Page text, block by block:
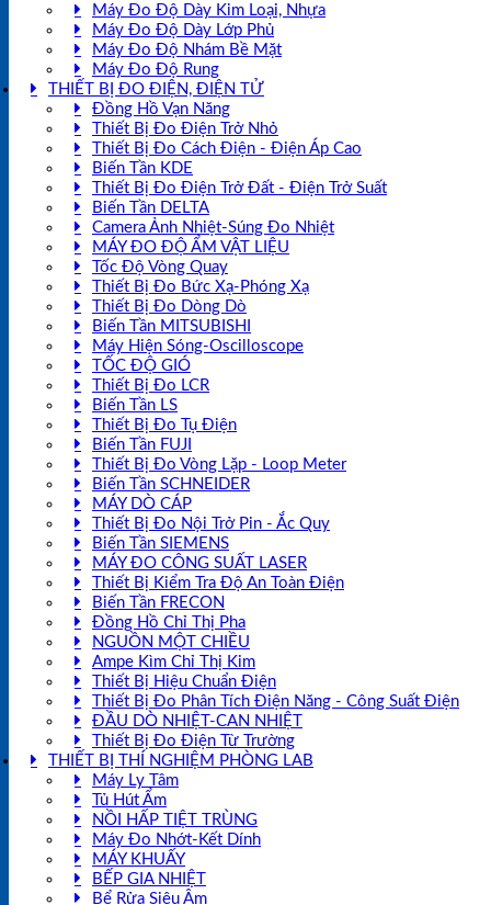
Máy Đo Độ Dày Kim Loại, Nhựa
Máy Đo Độ Dày Lớp Phủ
Máy Đo Độ Nhám Bề Mặt
Máy Đo Độ Rung
THIẾT BỊ ĐO ĐIỆN, ĐIỆN TỬ
Đồng Hồ Vạn Năng
Thiết Bị Đo Điện Trở Nhỏ
Thiết Bị Đo Cách Điện - Điện Áp Cao
Biến Tần KDE
Thiết Bị Đo Điện Trở Đất - Điện Trở Suất
Biến Tần DELTA
Camera Ảnh Nhiệt-Súng Đo Nhiệt
MÁY ĐO ĐỘ ẨM VẬT LIỆU
Tốc Độ Vòng Quay
Thiết Bị Đo Bức Xạ-Phóng Xạ
Thiết Bị Đo Dòng Dò
Biến Tần MITSUBISHI
Máy Hiện Sóng-Oscilloscope
TỐC ĐỘ GIÓ
Thiết Bị Đo LCR
Biến Tần LS
Thiết Bị Đo Tụ Điện
Biến Tần FUJI
Thiết Bị Đo Vòng Lặp - Loop Meter
Biến Tần SCHNEIDER
MÁY DÒ CÁP
Thiết Bị Đo Nội Trở Pin - Ắc Quy
Biến Tần SIEMENS
MÁY ĐO CÔNG SUẤT LASER
Thiết Bị Kiểm Tra Độ An Toàn Điện
Biến Tần FRECON
Đồng Hồ Chỉ Thị Pha
NGUỒN MỘT CHIỀU
Ampe Kìm Chỉ Thị Kim
Thiết Bị Hiệu Chuẩn Điện
Thiết Bị Đo Phân Tích Điện Năng - Công Suất Điện
ĐẦU DÒ NHIỆT-CAN NHIỆT
Thiết Bị Đo Điện Từ Trường
THIẾT BỊ THÍ NGHIỆM PHÒNG LAB
Máy Ly Tâm
Tủ Hút Ẩm
NỒI HẤP TIỆT TRÙNG
Máy Đo Nhớt-Kết Dính
MÁY KHUẤY
BẾP GIA NHIỆT
Bể Rửa Siêu Âm